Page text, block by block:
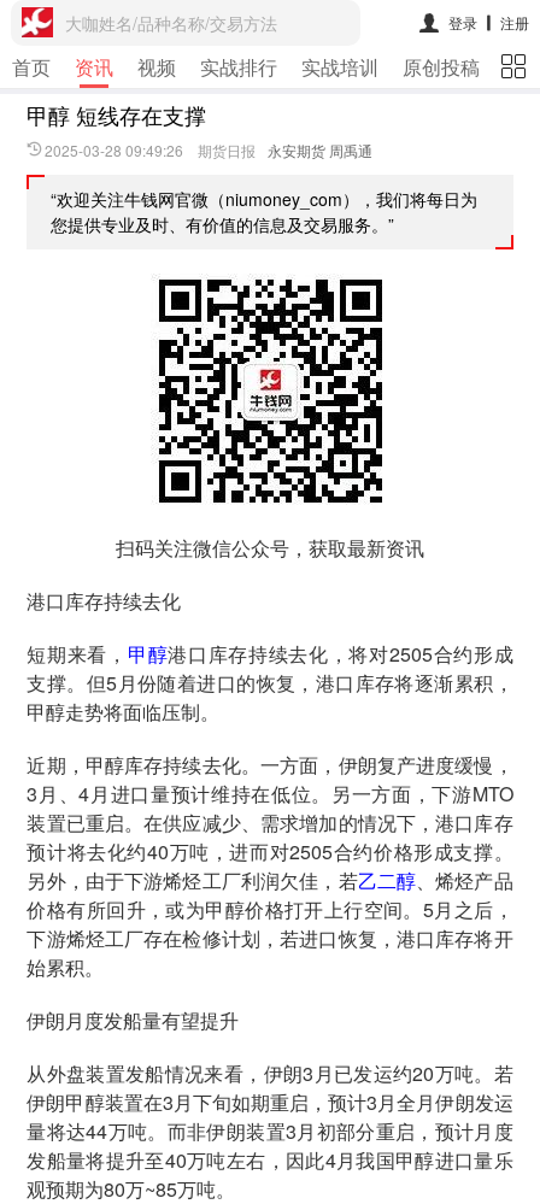
大咖姓名/品种名称/交易方法 登录 注册
首页 资讯 视频 实战排行 实战培训 原创投稿 期
甲醇 短线存在支撑
2025-03-28 09:49:26 期货日报 永安期货 周禹通
“欢迎关注牛钱网官微（niumoney_com），我们将每日为
您提供专业及时、有价值的信息及交易服务。”
扫码关注微信公众号，获取最新资讯
港口库存持续去化
短期来看， 甲醇港口库存持续去化，将对2505合约形成
支撑。但5月份随着进口的恢复，港口库存将逐渐累积，
甲醇走势将面临压制。
近期，甲醇库存持续去化。一方面，伊朗复产进度缓慢，
3月、4月进口量预计维持在低位。另一方面，下游MTO
装置已重启。在供应减少、需求增加的情况下，港口库存
预计将去化约40万吨，进而对2505合约价格形成支撑。
另外，由于下游烯烃工厂利润欠佳，若乙二醇、烯烃产品
价格有所回升，或为甲醇价格打开上行空间。5月之后，
下游烯烃工厂存在检修计划，若进口恢复，港口库存将开
始累积。
伊朗月度发船量有望提升
从外盘装置发船情况来看，伊朗3月已发运约20万吨。若
伊朗甲醇装置在3月下旬如期重启，预计3月全月伊朗发运
量将达44万吨。而非伊朗装置3月初部分重启，预计月度
发船量将提升至40万吨左右，因此4月我国甲醇进口量乐
观预期为80万~85万吨。